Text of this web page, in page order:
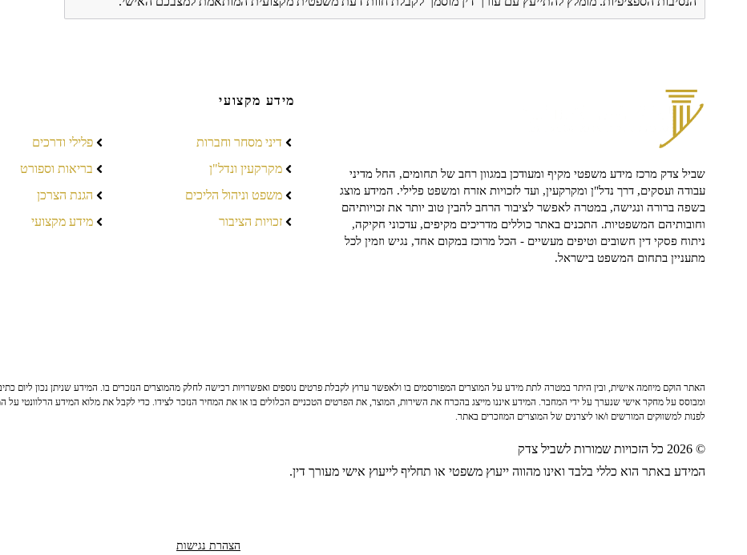
שביל צדק מרכז מידע משפטי מקיף ומעודכן במגוון רחב של תחומים, החל מדיני
עבודה ועסקים, דרך נדל"ן ומקרקעין, ועד לזכויות אזרח ומשפט פלילי. המידע מוצג
בשפה ברורה ונגישה, במטרה לאפשר לציבור הרחב להבין טוב יותר את זכויותיהם
וחובותיהם המשפטיות. התכנים באתר כוללים מדריכים מקיפים, עדכוני חקיקה,
ניתוח פסקי דין חשובים וטיפים מעשיים - הכל מרוכז במקום אחד, נגיש וזמין לכל
מתעניין בתחום המשפט בישראל.
מידע מקצועי
דיני מסחר וחברות
מקרקעין ונדל"ן
משפט וניהול הליכים
זכויות הציבור
פלילי ודרכים
בריאות וספורט
הגנת הצרכן
מידע מקצועי
האתר הוקם מיוזמה אישית, ובין היתר במטרה לתת מידע על המוצרים המפורסמים בו ולאפשר ערוץ לקבלת פרטים נוספים ואפשרויות רכישה לחלק מהמוצרים הנזכרים בו. המידע שניתן נכון ליום
ומבוסס על מחקר אישי שנערך על ידי המחבר. המידע איננו מייצג בהכרח את השירות, המוצר, את הפרטים הטכניים הכלולים בו או את המחיר הנזכר לצידו. כדי לקבל את מלוא המידע הרלוונטי על
לפנות למשווקים המורשים ו/או ליצרנים של המוצרים המוזכרים באתר.
© 2026 כל הזכויות שמורות לשביל צדק
המידע באתר הוא כללי בלבד ואינו מהווה ייעוץ משפטי או תחליף לייעוץ אישי מעורך דין.
הצהרת נגישות